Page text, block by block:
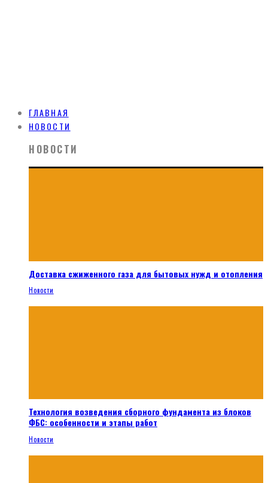
ГЛАВНАЯ
НОВОСТИ
НОВОСТИ
Доставка сжиженного газа для бытовых нужд и отопления
Новости
Технология возведения сборного фундамента из блоков
ФБС: особенности и этапы работ
Новости